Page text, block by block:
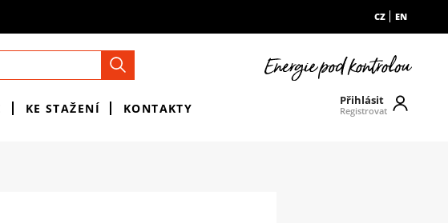
CZ EN
KE STAŽENÍ KONTAKTY
Přihlásit
Registrovat